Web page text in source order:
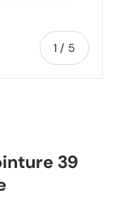
1 / de
5
39